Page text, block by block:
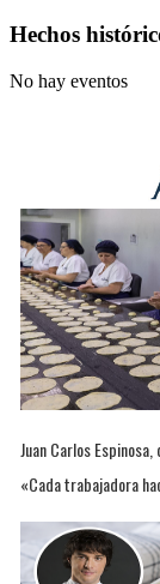
Hechos
No hay eventos
Juan Carlos
«Cada trabajadora